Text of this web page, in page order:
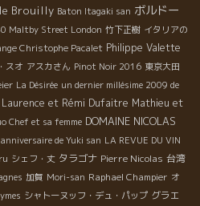
Brouilly Baton Itagaki san ボルドー
Maltby Street London 竹下正樹 イタリアの
Christophe Pacalet Philippe Valette
スオ アスカさん Pinot Noir 2016 東京大田
La Désirée un dernier millésime 2009 de
Laurence et Rémi Dufaitre Mathieu et
Chef et sa femme DOMAINE NICOLAS
de Yuki san LA REVUE DU VIN
シェフ・丈 タラゴナ Pierre Nicolas 台湾
加賀 Mori-san Raphael Champier オ
シャトーヌッフ・デュ・パップ グラエ